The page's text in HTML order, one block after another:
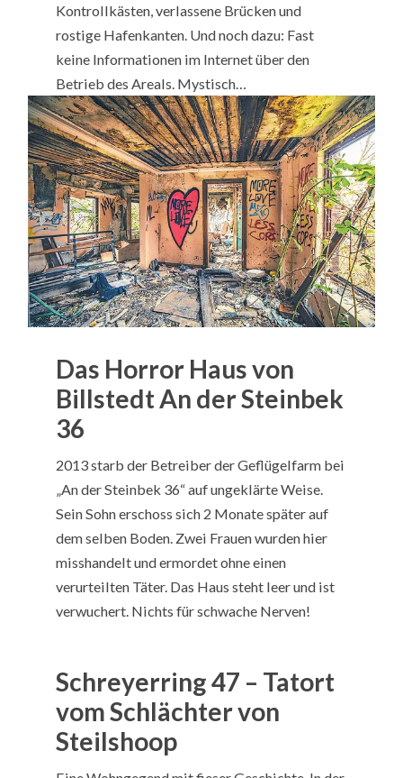
Kontrollkästen, verlassene Brücken und
rostige Hafenkanten. Und noch dazu: Fast
keine Informationen im Internet über den
Betrieb des Areals. Mystisch…
Das Horror Haus von
Billstedt An der Steinbek
36
2013 starb der Betreiber der Geflügelfarm bei
„An der Steinbek 36“ auf ungeklärte Weise.
Sein Sohn erschoss sich 2 Monate später auf
dem selben Boden. Zwei Frauen wurden hier
misshandelt und ermordet ohne einen
verurteilten Täter. Das Haus steht leer und ist
verwuchert. Nichts für schwache Nerven!
Schreyerring 47 – Tatort
vom Schlächter von
Steilshoop